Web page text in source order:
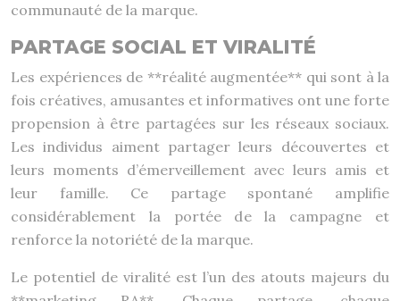
communauté de la marque.
PARTAGE SOCIAL ET VIRALITÉ
Les expériences de **réalité augmentée** qui sont à la
fois créatives, amusantes et informatives ont une forte
propension à être partagées sur les réseaux sociaux.
Les individus aiment partager leurs découvertes et
leurs moments d’émerveillement avec leurs amis et
leur famille. Ce partage spontané amplifie
considérablement la portée de la campagne et
renforce la notoriété de la marque.
Le potentiel de viralité est l’un des atouts majeurs du